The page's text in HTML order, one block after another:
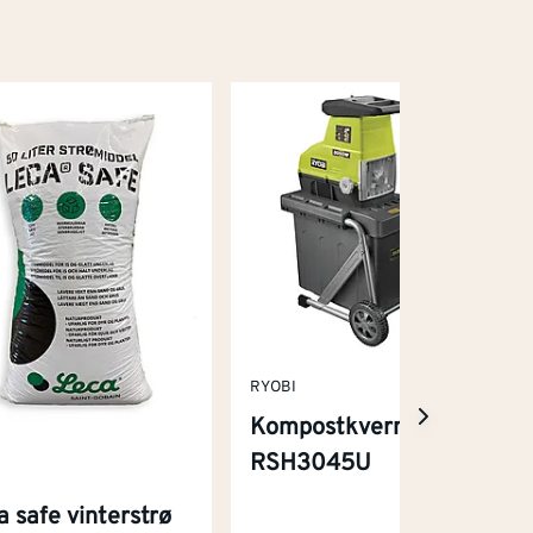
safe vinterstrø
RYOBI
Kompostkvern
RSH3045U